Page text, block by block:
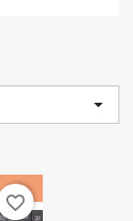

favorite_border